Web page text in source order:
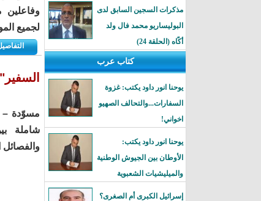
مذكرات السجين السابق لدى
البوليساريو محمد فال ولد
أكًاه (الحلقة 24)
كتاب عرب
يوحنا انور داود يكتب: غزوة
السفارات...والتحالف الصهيو
اخواني!
يوحنا انور داود يكتب:
الأوطان بين الجيوش الوطنية
والميليشيات الشعبوية
إسرائيل الكبرى أم الصغرى؟
وفاعلين
لجميع
مسوّدة –
شاملة
والفصائل